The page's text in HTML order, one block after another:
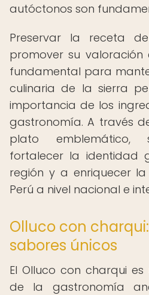
autóctonos son
Preservar la receta
promover su
fundamental para
culinaria de la sierra
importancia de los
gastronomía. A través
plato
fortalecer la identidad
región y a enriquecer
Perú a nivel nacional e
Olluco con
sabores únicos
El Olluco con charqui
de la gastronomía